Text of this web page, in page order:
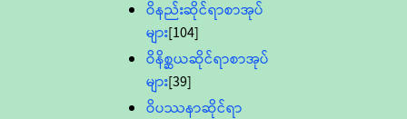
ဝိနည်းဆိုင်ရာစာအုပ်
များ[104]
ဝိနိစ္ဆယဆိုင်ရာစာအုပ်
များ[39]
ဝိပဿနာဆိုင်ရာ